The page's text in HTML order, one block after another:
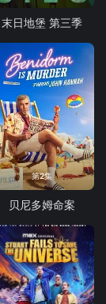
末日地堡 第三季
第2集
贝尼多姆命案